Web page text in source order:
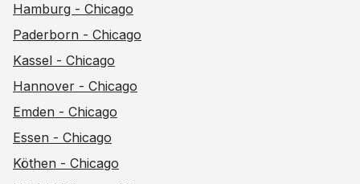
Hamburg - Chicago
Paderborn - Chicago
Kassel - Chicago
Hannover - Chicago
Emden - Chicago
Essen - Chicago
Köthen - Chicago